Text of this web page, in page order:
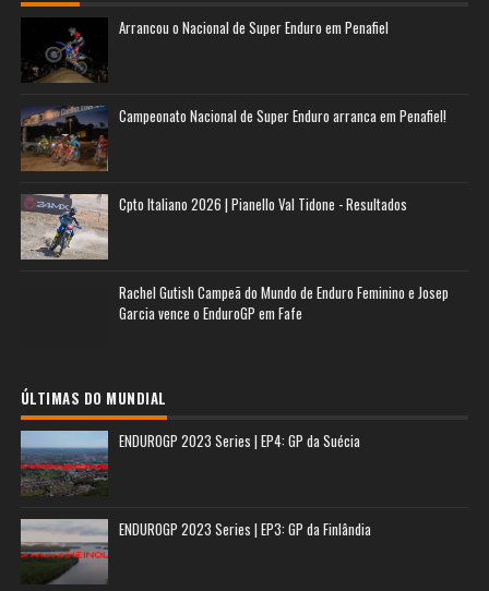
Arrancou o Nacional de Super Enduro em Penafiel
Campeonato Nacional de Super Enduro arranca em Penafiel!
Cpto Italiano 2026 | Pianello Val Tidone - Resultados
Rachel Gutish Campeã do Mundo de Enduro Feminino e Josep
Garcia vence o EnduroGP em Fafe
ÚLTIMAS DO MUNDIAL
ENDUROGP 2023 Series | EP4: GP da Suécia
ENDUROGP 2023 Series | EP3: GP da Finlândia